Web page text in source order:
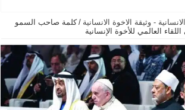
بسنة رسول الله ( صلى الله عليه وآله) فكلّ
لا يجوز أن تكون على حساب الأوطان
ولا أحزابنا ولا جماعاتنا، بل الإنصهار الوطني والدولة
- وثيقة الاخوة الانسانية / كلمة صاحب السمو
العالمي للأخوة الإنسانية